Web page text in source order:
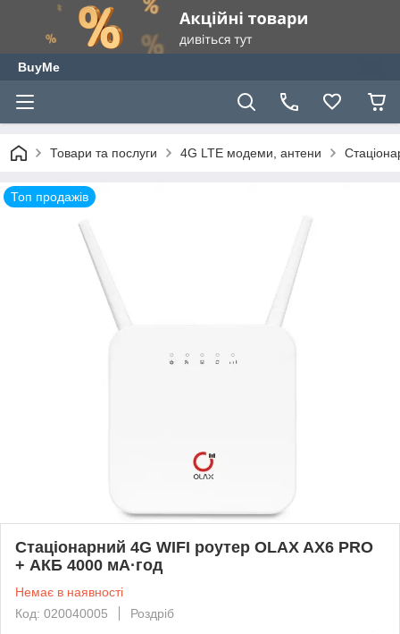
BuyMe
Товари та послуги 4G LTE модеми, антени
Топ продажів
Стаціонарний 4G WIFI роутер OLAX AX6 PRO
+ АКБ 4000 мА·год
Немає в наявності
Код: 020040005
Роздріб